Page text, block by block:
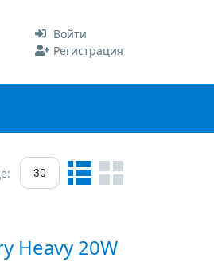
Войти
Регистрация
30
Heavy 20W